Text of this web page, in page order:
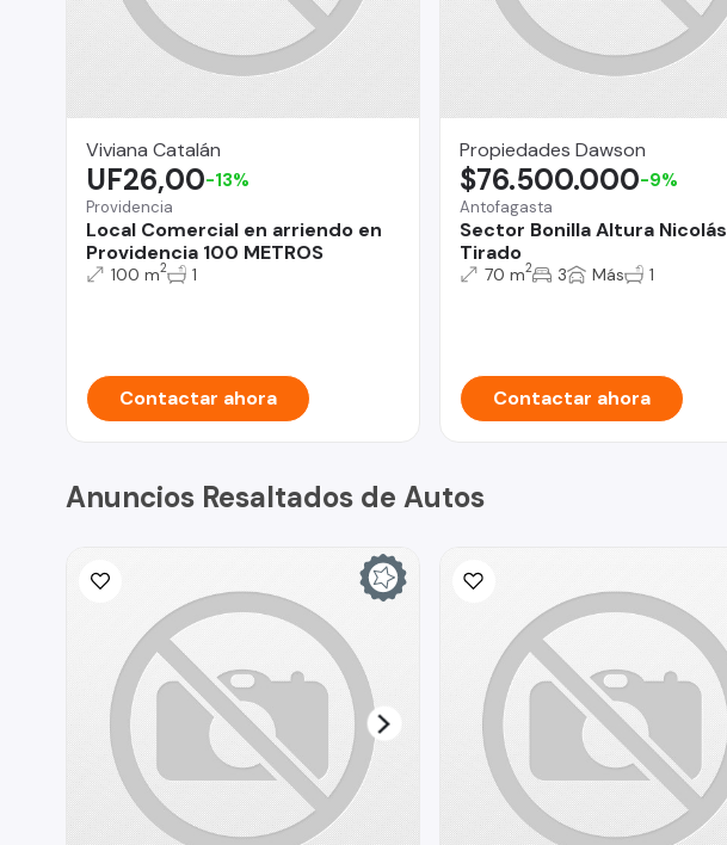
Viviana Catalán
Providencia
Local Comercial en arriendo en
Providencia 100 METROS
UF26,00-13%
100 m2 1
Contactar ahora
Propiedades Dawson
Antofagasta
Sector Bonilla Altura Nicolás
Tirado
$76.500.000-9%
70 m2 3 Más 1
Contactar ahora
Anuncios Resaltados de Autos